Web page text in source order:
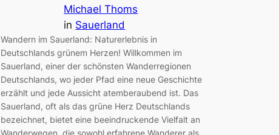
Michael Thoms
in Sauerland
Wandern im Sauerland: Naturerlebnis in
Deutschlands grünem Herzen! Willkommen im
Sauerland, einer der schönsten Wanderregionen
Deutschlands, wo jeder Pfad eine neue Geschichte
erzählt und jede Aussicht atemberaubend ist. Das
Sauerland, oft als das grüne Herz Deutschlands
bezeichnet, bietet eine beeindruckende Vielfalt an
Wanderwegen, die sowohl erfahrene Wanderer als